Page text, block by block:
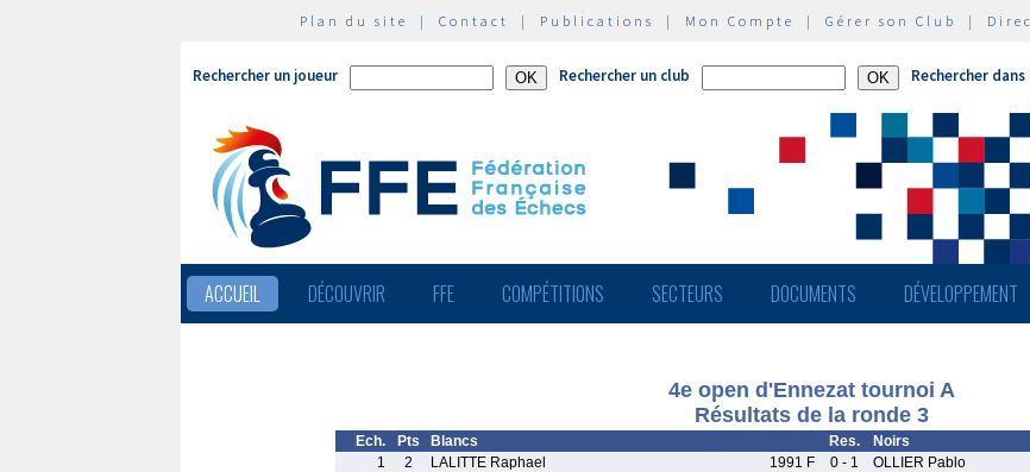
Plan du site | Contact | Publications | Mon Compte | Gérer son Club |
Rechercher un joueur Rechercher un club Rechercher
ACCUEIL DÉCOUVRIR FFE COMPÉTITIONS SECTEURS DOCUMENTS DÉVELOPPEMENT
4e open d'Ennezat tournoi A
Résultats de la ronde 3
Ech. Pts Blancs Res. Noirs
1
2 LALITTE Raphael 1991 F 0 - 1 OLLIER Pablo